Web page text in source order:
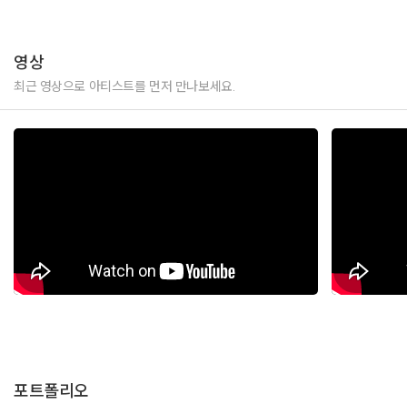
영상
최근 영상으로 아티스트를 먼저 만나보세요.
포트폴리오